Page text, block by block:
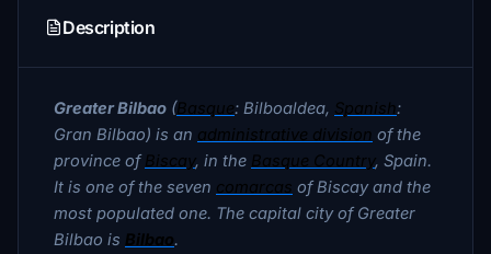
Description
Greater Bilbao (Basque: Bilboaldea, Spanish:
Gran Bilbao) is an administrative division of the
province ofBiscay, in the Basque Country, Spain.
It is one of the seven comarcas of Biscay and the
most populated one. The capital city of Greater
Bilbao is Bilbao.